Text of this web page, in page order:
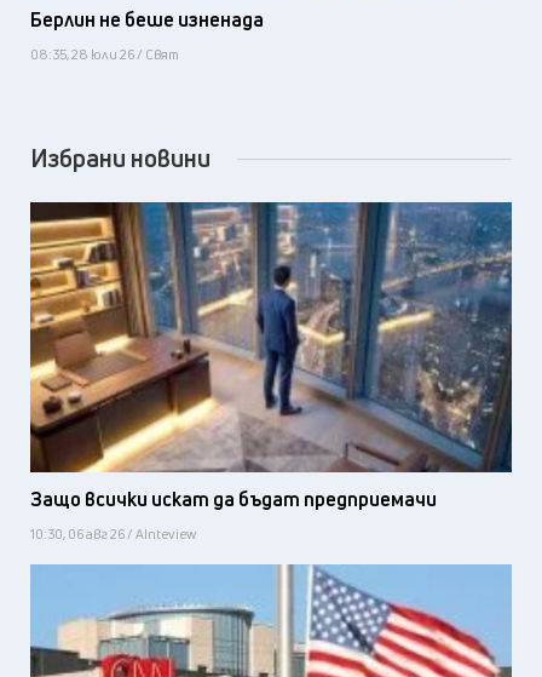
Берлин не беше изненада
08:35, 28 юли 26 / Свят
Избрани новини
Защо всички искат да бъдат предприемачи
10:30, 06 авг 26 / AInteview